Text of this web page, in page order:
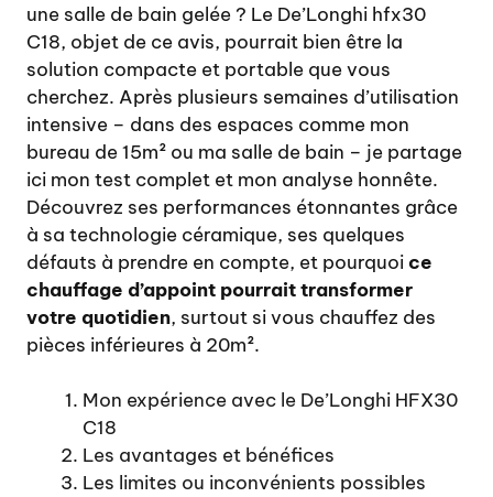
une salle de bain gelée ? Le De’Longhi hfx30
C18, objet de ce avis, pourrait bien être la
solution compacte et portable que vous
cherchez. Après plusieurs semaines d’utilisation
intensive – dans des espaces comme mon
bureau de 15m² ou ma salle de bain – je partage
ici mon test complet et mon analyse honnête.
Découvrez ses performances étonnantes grâce
à sa technologie céramique, ses quelques
défauts à prendre en compte, et pourquoice
chauffage d’appoint pourrait transformer
votre quotidien, surtout si vous chauffez des
pièces inférieures à 20m².
Mon expérience avec le De’Longhi HFX30
C18
Les avantages et bénéfices
Les limites ou inconvénients possibles